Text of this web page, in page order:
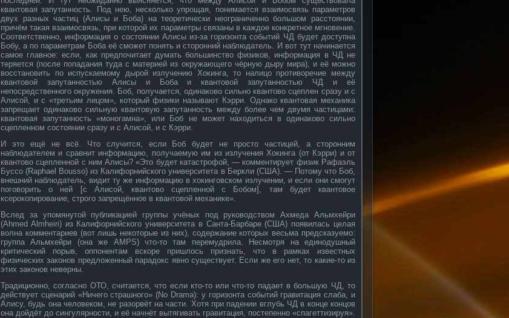
квантовая запутанность. Под нею, несколько упрощая, понимается взаимосвязь параметров
двух разных частиц (Алисы и Боба) на теоретически неограниченно большом расстоянии,
причём такая взаимосвязь, при которой их параметры связаны в каждое конкретное мгновение.
Соответственно, информация о состоянии Алисы из-за горизонта событий ЧД будет доступна
Бобу, а по параметрам Боба её сможет понять и сторонний наблюдатель. И вот тут начинается
самое главное: если, как предпочитает думать большинство физиков, информация в ЧД не
теряется (после попадания туда с материей из окружающего чёрную дыру мира), и её можно
восстановить по испускаемому дырой излучению Хокинга, то налицо противоречие между
квантовой запутанностью Алисы и Боба и квантовой запутанностью ЧД и её
непосредственного окружения. Боб, получается, одинаково сильно квантово сцеплен сразу и с
Алисой, и с «третьим лицом», который физики называют Кэрри. Однако квантовая механика
запрещает одинаково сильную квантовую запутанность между более чем двумя частицами:
квантовая запутанность «моногамна», или Боб не может находиться в одинаково сильно
сцепленном состоянии сразу и с Алисой, и с Кэрри.
И это ещё не всё. Что случится, если Боб будет не просто частицей, а сторонним
наблюдателем и сравнит информацию, получаемую им из излучения Хокинга (от Кэрри) и от
квантово сцепленной с ним Алисы? «Это будет катастрофой, — комментирует физик Рафаэль
Буссо (Raphael Bousso) из Калифорнийского университета в Беркли (США). — Потому что Боб,
внешний наблюдатель, видит ту же информацию в хокинговском излучении, и если они смогут
поговорить о ней [с Алисой, квантово сцепленной с Бобом], там будет квантовое
ксерокопирование, строго запрещённое в квантовой механике».
Вслед за упомянутой публикацией группы учёных под руководством Ахмеда Альмхейри
(Ahmed Almheiri) из Калифорнийского университета в Санта-Барбаре (США) появилась целая
волна комментариев (вот лишь некоторые из них), содержание которых весьма предсказуемо:
группа Альмхейри (она же AMPS) что-то там перемудрила. Несмотря на единодушный
критический порыв, оппонентам вскоре пришлось признать, что в рамках известных
физических законов предложенный парадокс явно существует. Если же его нет, то какие-то из
этих законов неверны.
Традиционно, согласно ОТО, считается, что если кто-то или что-то падает в большую ЧД, то
действует сценарий «Ничего страшного» (No Drama): у горизонта событий гравитация слаба, и
Алису, будь она человеком, не разорвёт на части. Хотя при падении вглубь ЧД в конце концов
она дойдёт до сингулярности, и её начнёт вытягивать гравитация, постепенно «спагеттизируя».